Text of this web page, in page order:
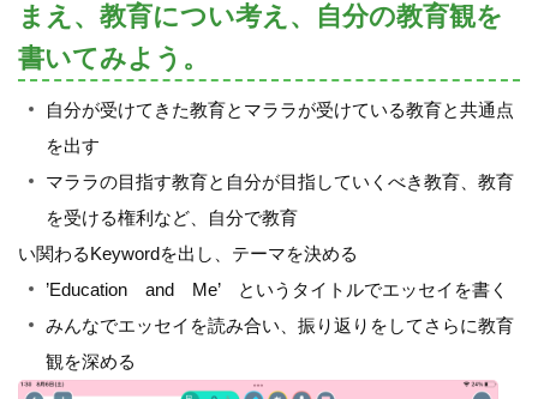
まえ、教育につい考え、自分の教育観を
書いてみよう。
自分が受けてきた教育とマララが受けている教育と共通点
を出す
マララの目指す教育と自分が目指していくべき教育、教育
を受ける権利など、自分で教育
い関わるKeywordを出し、テーマを決める
’Education and Me’ というタイトルでエッセイを書く
みんなでエッセイを読み合い、振り返りをしてさらに教育
観を深める